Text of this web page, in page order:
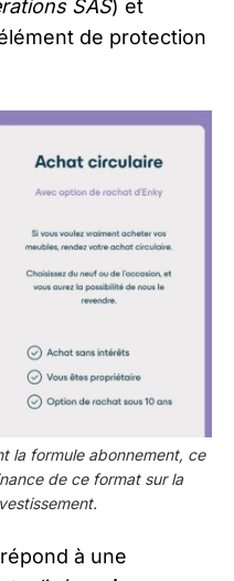
SAS) et
de protection
la formule abonnement, ce
de ce format sur la
à une